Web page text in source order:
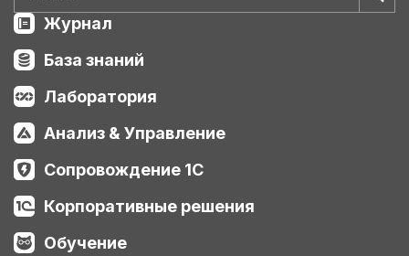
Журнал
База знаний
Лаборатория
Анализ & Управление
Сопровождение 1С
Корпоративные решения
Обучение